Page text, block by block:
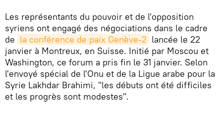
Les représentants du pouvoir et de l'opposition
syriens ont engagé des négociations dans le cadre
de la conférence de paix Genève-2 lancée le 22
janvier à Montreux, en Suisse. Initié par Moscou et
Washington, ce forum a pris fin le 31 janvier. Selon
l'envoyé spécial de l'Onu et de la Ligue arabe pour la
Syrie Lakhdar Brahimi, "les débuts ont été difficiles
et les progrès sont modestes".